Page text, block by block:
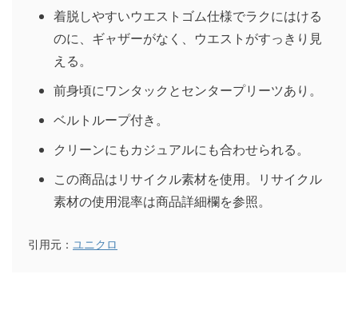
着脱しやすいウエストゴム仕様でラクにはける
のに、ギャザーがなく、ウエストがすっきり見
える。
前身頃にワンタックとセンタープリーツあり。
ベルトループ付き。
クリーンにもカジュアルにも合わせられる。
この商品はリサイクル素材を使用。リサイクル
素材の使用混率は商品詳細欄を参照。
引用元： ユニクロ